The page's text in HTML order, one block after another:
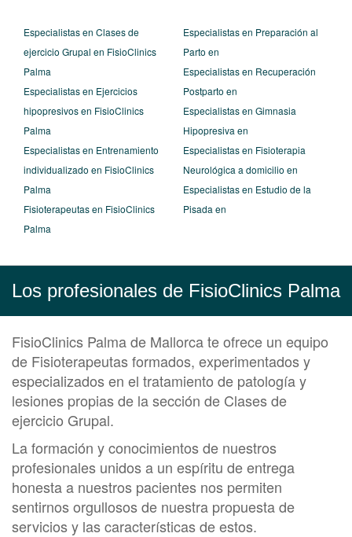
Especialistas en Clases de
ejercicio Grupal en FisioClinics
Palma
Especialistas en Ejercicios
hipopresivos en FisioClinics
Palma
Especialistas en Entrenamiento
individualizado en FisioClinics
Palma
Fisioterapeutas en FisioClinics
Palma
Especialistas en Preparación al
Parto en
Especialistas en Recuperación
Postparto en
Especialistas en Gimnasia
Hipopresiva en
Especialistas en Fisioterapia
Neurológica a domicilio en
Especialistas en Estudio de la
Pisada en
Los profesionales de FisioClinics Palma
FisioClinics Palma de Mallorca te ofrece un equipo
de Fisioterapeutas formados, experimentados y
especializados en el tratamiento de patología y
lesiones propias de la sección de Clases de
ejercicio Grupal.
La formación y conocimientos de nuestros
profesionales unidos a un espíritu de entrega
honesta a nuestros pacientes nos permiten
sentirnos orgullosos de nuestra propuesta de
servicios y las características de estos.